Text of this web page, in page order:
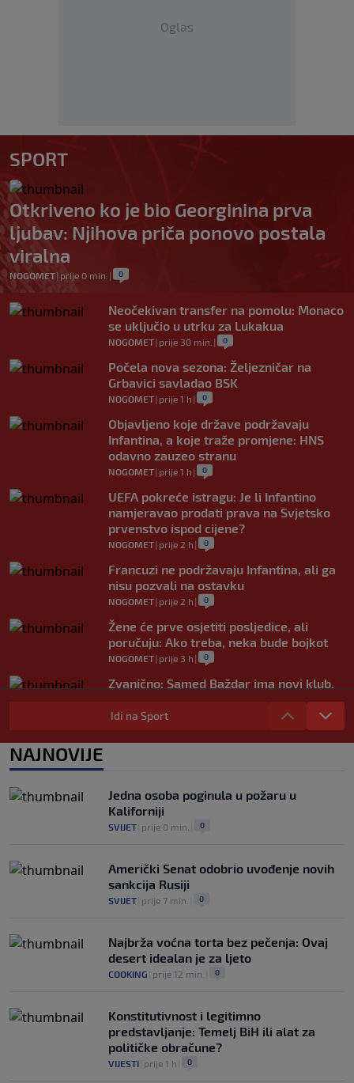
Oglas
SPORT
Otkriveno ko je bio Georginina prva
ljubav: Njihova priča ponovo postala
viralna
NOGOMET| prije 0 min. | 0
Neočekivan transfer na pomolu: Monaco
se uključio u utrku za Lukakua
NOGOMET| prije 30 min. | 0
Počela nova sezona: Željezničar na
Grbavici savladao BSK
NOGOMET| prije 1 h | 0
Objavljeno koje države podržavaju
Infantina, a koje traže promjene: HNS
odavno zauzeo stranu
NOGOMET| prije 1 h | 0
UEFA pokreće istragu: Je li Infantino
namjeravao prodati prava na Svjetsko
prvenstvo ispod cijene?
NOGOMET| prije 2 h | 0
Francuzi ne podržavaju Infantina, ali ga
nisu pozvali na ostavku
NOGOMET| prije 2 h | 0
Žene će prve osjetiti posljedice, ali
poručuju: Ako treba, neka bude bojkot
NOGOMET| prije 3 h | 0
Zvanično: Samed Baždar ima novi klub,
zadužio broj sa velikom "težinom"
NOGOMET|prije 5 h
Prije nekoliko godina zaludjela je
Idi na Sport
NAJNOVIJE
Jedna osoba poginula u požaru u
Kaliforniji
SVIJET prije 0 min. 0
Američki Senat odobrio uvođenje novih
sankcija Rusiji
SVIJET prije 7 min. 0
Najbrža voćna torta bez pečenja: Ovaj
desert idealan je za ljeto
COOKING prije 12 min. 0
Konstitutivnost i legitimno
predstavljanje: Temelj BiH ili alat za
političke obračune?
VIJESTI prije 1 h 0